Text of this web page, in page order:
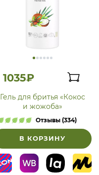
1035₽
Гель для бритья «Кокос
и жожоба»
Отзывы (334)
В КОРЗИНУ